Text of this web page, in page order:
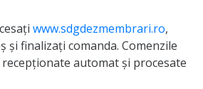
www.sdgdezmembrari.ro,
și finalizați comanda. Comenzile
automat și procesate